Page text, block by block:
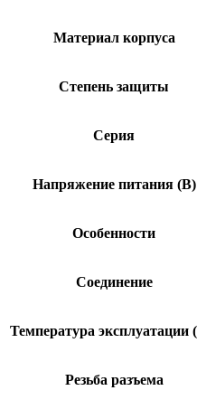
Материал корпуса
Степень защиты
Серия
Напряжение питания (В)
Особенности
Соединение
Температура эксплуатации
Резьба разъема